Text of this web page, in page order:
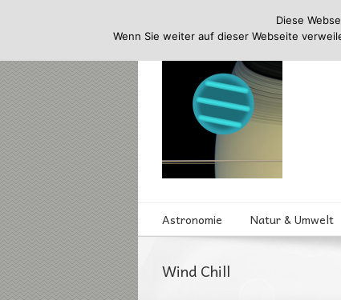
Astronomie Natur & Umwelt
Wind Chill
Diese
Wenn Sie weiter auf dieser Webseite